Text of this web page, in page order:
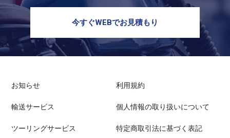
今すぐWEBでお見積もり
お知らせ
輸送サービス
ツーリングサービス
利用規約
個人情報の取り扱いについて
特定商取引法に基づく表記